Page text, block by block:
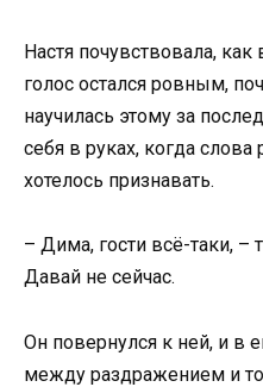
Настя почувствовала,
голос остался ровным,
научилась этому за
себя в руках, когда
хотелось признавать.
– Дима, гости всё-таки, –
Давай не сейчас.
Он повернулся к ней, и в
между раздражением и